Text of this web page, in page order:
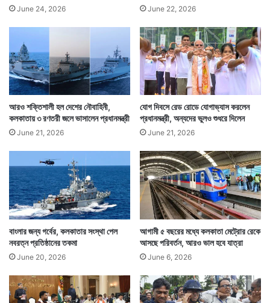
June 24, 2026 June 22, 2026
আরও শক্তিশালী হল দেশের নৌবাহিনী,
কলকাতায় ৩ রণতরী জলে ভাসালেন প্রধানমন্ত্রী
June 21, 2026
যোগ দিবসে রেড রোডে যোগাভ্যাস করলেন
প্রধানমন্ত্রী, অন্যদের ভুলও শুধরে দিলেন
June 21, 2026
বাংলার জন্য গর্বের, কলকাতার সংস্থা পেল
নবরত্ন প্রতিষ্ঠানের তকমা
June 20, 2026
আগামী ৫ বছরের মধ্যে কলকাতা মেট্রোর রেকে
আসছে পরিবর্তন, আরও ভাল হবে যাত্রা
June 6, 2026